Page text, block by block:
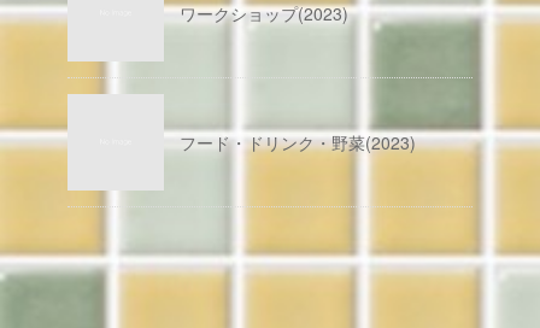
ワークショップ(2023)
フード・ドリンク・野菜(2023)